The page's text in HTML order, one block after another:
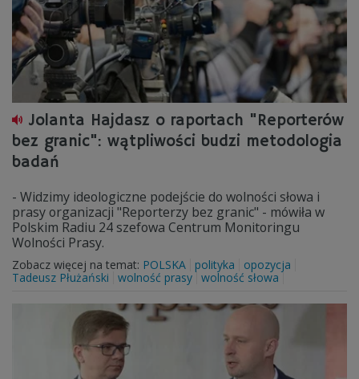
Jolanta Hajdasz o raportach "Reporterów
bez granic": wątpliwości budzi metodologia
badań
- Widzimy ideologiczne podejście do wolności słowa i
prasy organizacji "Reporterzy bez granic" - mówiła w
Polskim Radiu 24 szefowa Centrum Monitoringu
Wolności Prasy.
Zobacz więcej na temat: POLSKA polityka
opozycja
Tadeusz Płużański
wolność prasy wolność słowa